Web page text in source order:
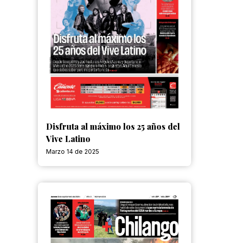
Disfruta al máximo los 25 años del
Vive Latino
Marzo 14 de 2025